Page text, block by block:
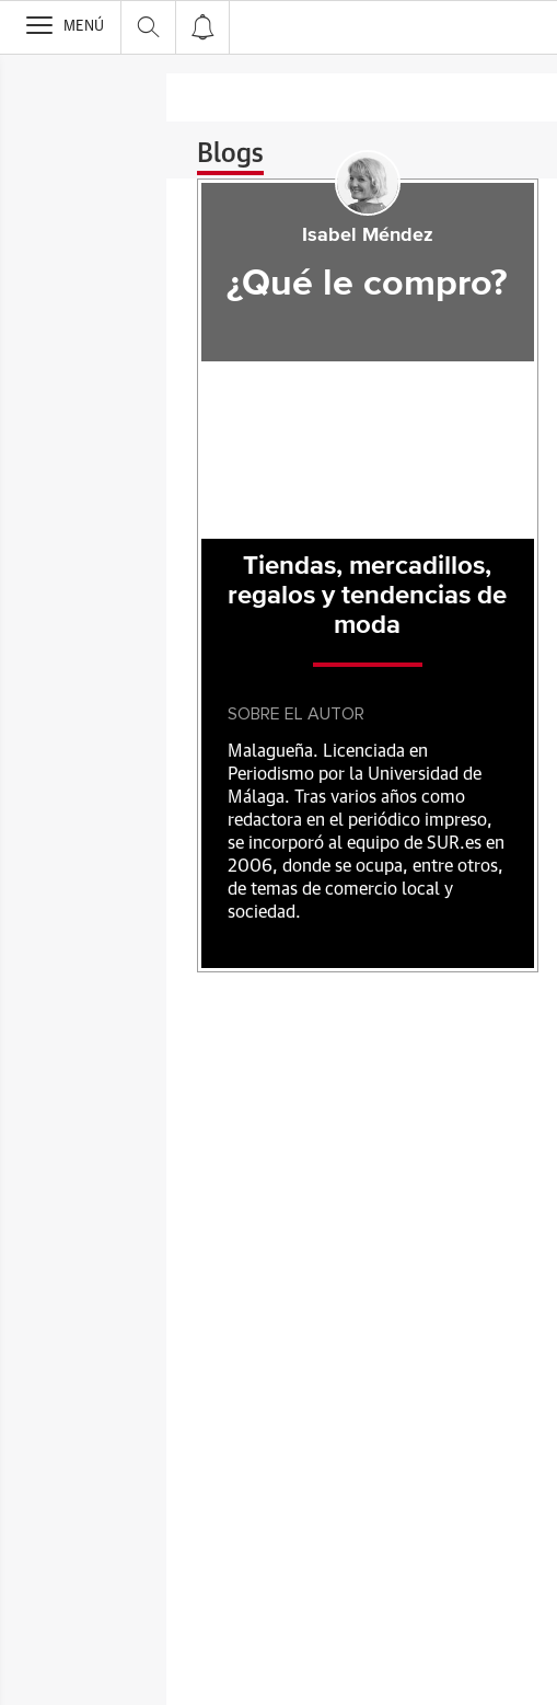
>
MENÚ
Blogs
Isabel Méndez
¿Qué le compro?
Tiendas, mercadillos,
regalos y tendencias de
moda
SOBRE EL AUTOR
Malagueña. Licenciada en
Periodismo por la Universidad de
Málaga. Tras varios años como
redactora en el periódico impreso,
se incorporó al equipo de SUR.es en
2006, donde se ocupa, entre otros,
de temas de comercio local y
sociedad.